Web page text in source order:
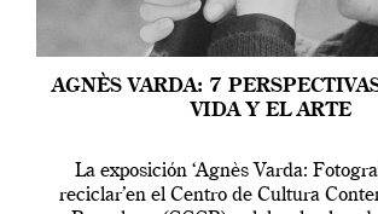
AGNÈS VARDA: 7
VIDA Y EL ARTE
La exposición ‘Agnès Varda:
reciclar’en el Centro de Cultura